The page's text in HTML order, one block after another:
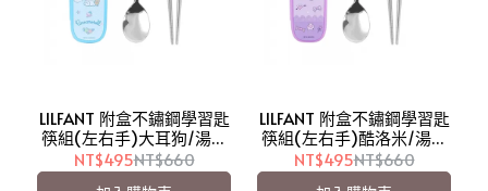
LILFANT 附盒不鏽鋼學習匙
筷組(左右手)大耳狗/湯匙
筷子【愛吾兒】
NT$495NT$660
LILFANT 附盒不鏽鋼學習匙
筷組(左右手)酷洛米/湯匙
筷子【愛吾兒】
NT$495NT$660